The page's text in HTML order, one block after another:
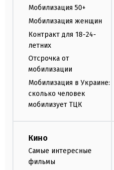
Мобилизация 50+
Мобилизация женщин
Контракт для 18-24-
летних
Отсрочка от
мобилизации
Мобилизация в Украине:
сколько человек
мобилизует ТЦК
Кино
Самые интересные
фильмы